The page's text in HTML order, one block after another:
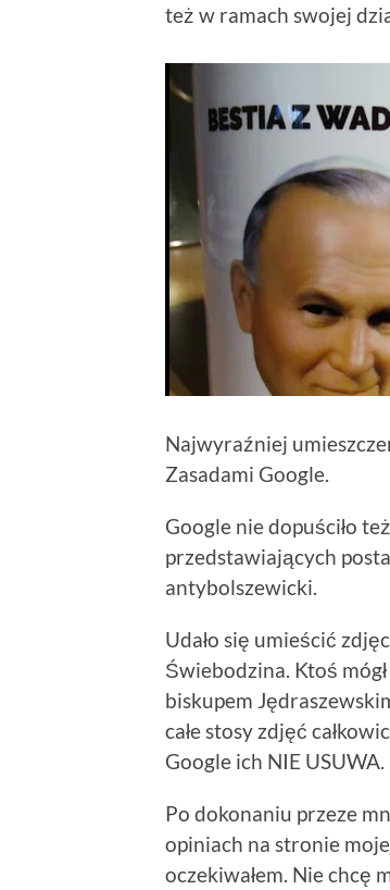
też w ramach swojej
Najwyraźniej
Zasadami Google.
Google nie dopuściło
przedstawiających
antybolszewicki.
Udało się umieścić
Świebodzina. Ktoś
biskupem
całe stosy zdjęć
Google ich NIE
Po dokonaniu przeze
opiniach na stronie
oczekiwałem. Nie chcę